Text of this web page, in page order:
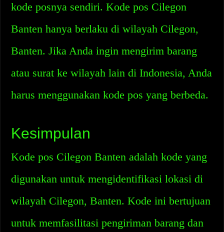
kode posnya sendiri. Kode pos Cilegon
Banten hanya berlaku di wilayah Cilegon,
Banten. Jika Anda ingin mengirim barang
atau surat ke wilayah lain di Indonesia, Anda
harus menggunakan kode pos yang berbeda.
Kesimpulan
Kode pos Cilegon Banten adalah kode yang
digunakan untuk mengidentifikasi lokasi di
wilayah Cilegon, Banten. Kode ini bertujuan
untuk memfasilitasi pengiriman barang dan